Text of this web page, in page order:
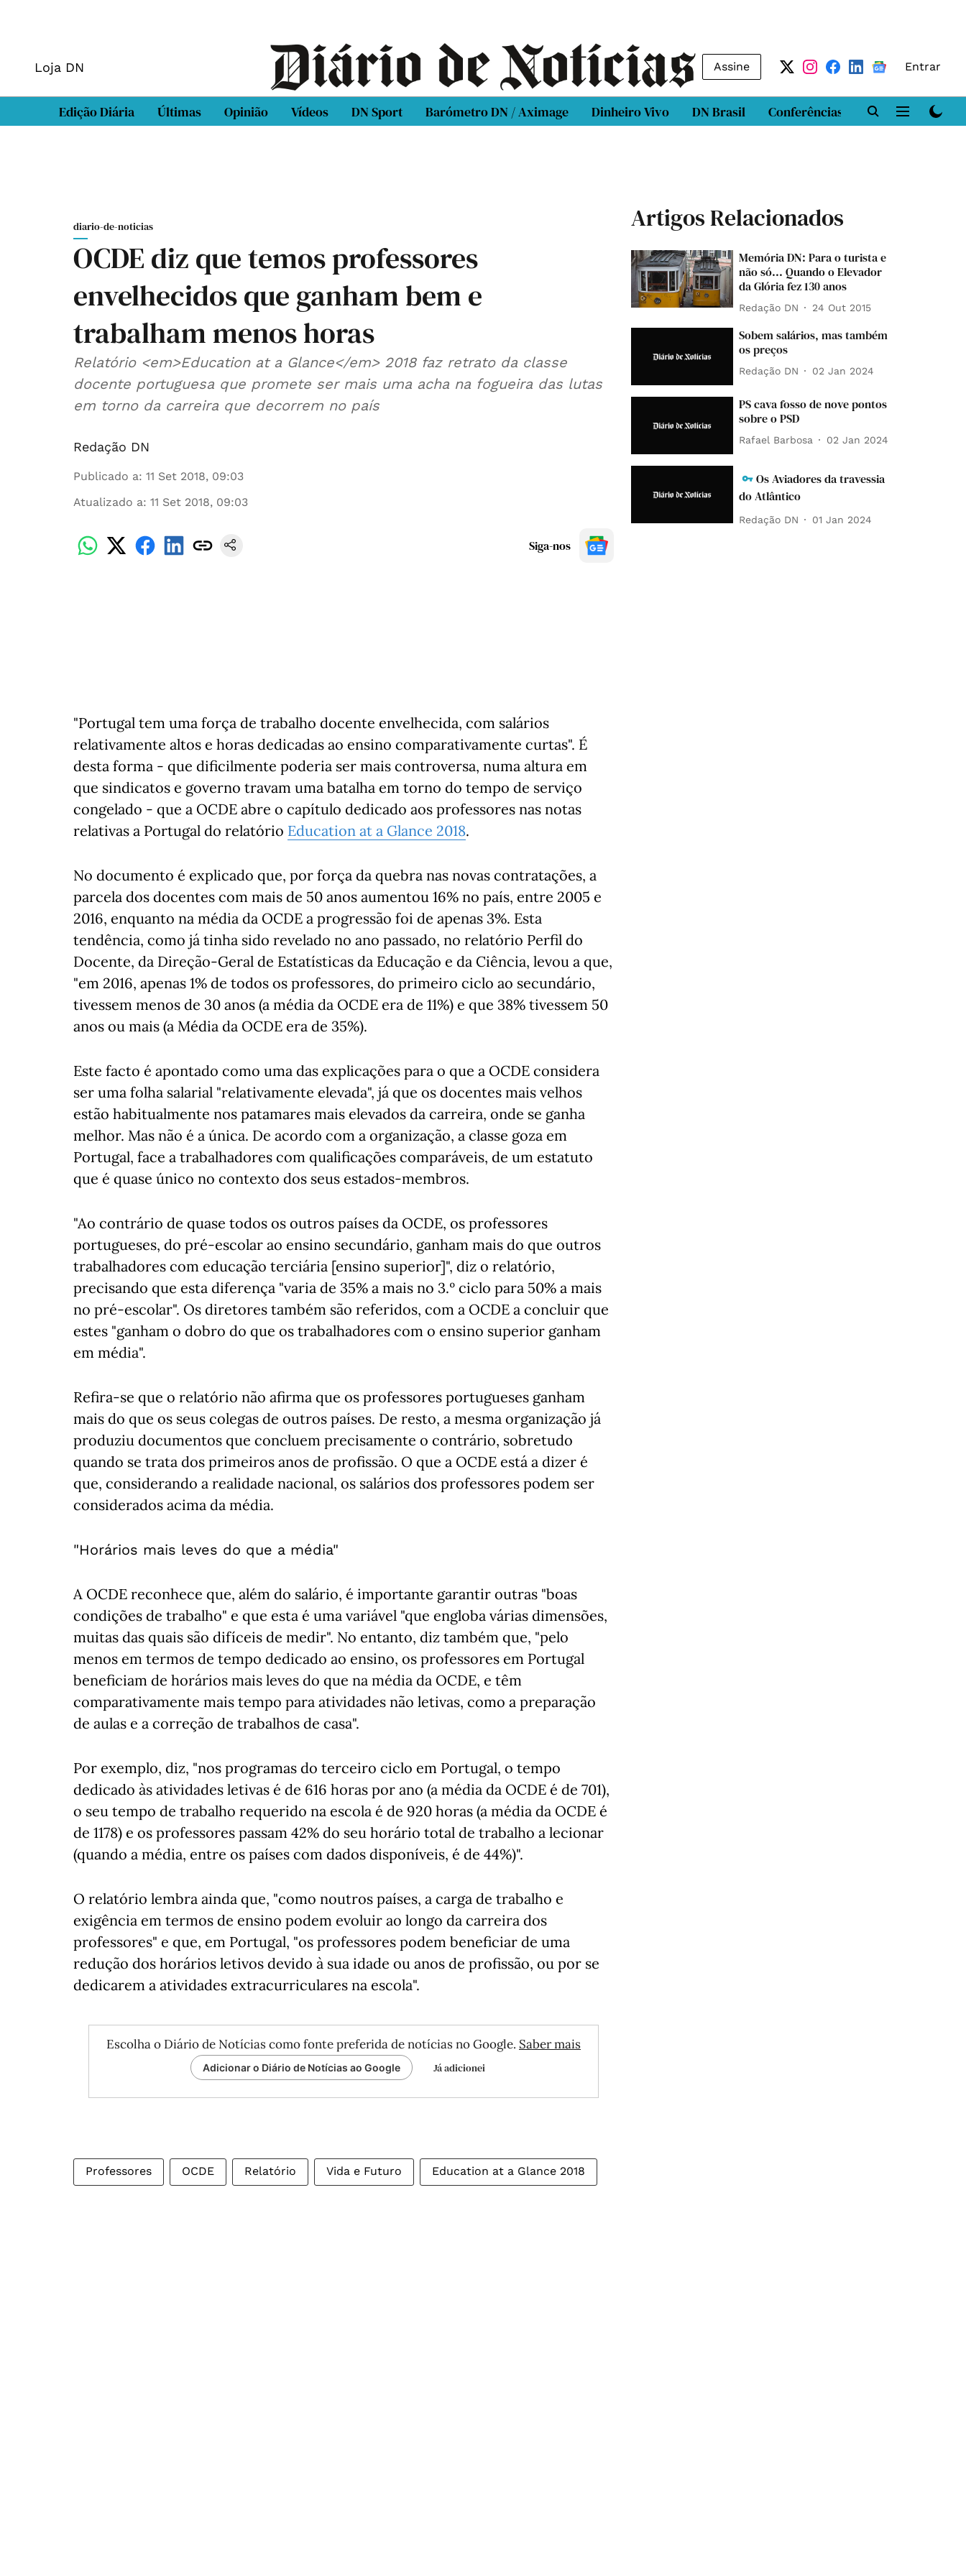
Loja DN Assine Entrar
Edição Diária Últimas Opinião Vídeos DN Sport Barómetro DN / Aximage Dinheiro Vivo DN Brasil Conferências DN LAB
diario-de-noticias
OCDE diz que temos professores
envelhecidos que ganham bem e
trabalham menos horas
Relatório <em>Education at a Glance</em> 2018 faz retrato da classe
docente portuguesa que promete ser mais uma acha na fogueira das lutas
em torno da carreira que decorrem no país
Redação DN
Publicado a: 11 Set 2018, 09:03
Atualizado a: 11 Set 2018, 09:03
Siga-nos
"Portugal tem uma força de trabalho docente envelhecida, com salários
relativamente altos e horas dedicadas ao ensino comparativamente curtas". É
desta forma - que dificilmente poderia ser mais controversa, numa altura em
que sindicatos e governo travam uma batalha em torno do tempo de serviço
congelado - que a OCDE abre o capítulo dedicado aos professores nas notas
relativas a Portugal do relatório Education at a Glance 2018.
No documento é explicado que, por força da quebra nas novas contratações, a
parcela dos docentes com mais de 50 anos aumentou 16% no país, entre 2005 e
2016, enquanto na média da OCDE a progressão foi de apenas 3%. Esta
tendência, como já tinha sido revelado no ano passado, no relatório Perfil do
Docente, da Direção-Geral de Estatísticas da Educação e da Ciência, levou a que,
"em 2016, apenas 1% de todos os professores, do primeiro ciclo ao secundário,
tivessem menos de 30 anos (a média da OCDE era de 11%) e que 38% tivessem 50
anos ou mais (a Média da OCDE era de 35%).
Este facto é apontado como uma das explicações para o que a OCDE considera
ser uma folha salarial "relativamente elevada", já que os docentes mais velhos
estão habitualmente nos patamares mais elevados da carreira, onde se ganha
melhor. Mas não é a única. De acordo com a organização, a classe goza em
Portugal, face a trabalhadores com qualificações comparáveis, de um estatuto
que é quase único no contexto dos seus estados-membros.
"Ao contrário de quase todos os outros países da OCDE, os professores
portugueses, do pré-escolar ao ensino secundário, ganham mais do que outros
trabalhadores com educação terciária [ensino superior]", diz o relatório,
precisando que esta diferença "varia de 35% a mais no 3.º ciclo para 50% a mais
no pré-escolar". Os diretores também são referidos, com a OCDE a concluir que
estes "ganham o dobro do que os trabalhadores com o ensino superior ganham
em média".
Refira-se que o relatório não afirma que os professores portugueses ganham
mais do que os seus colegas de outros países. De resto, a mesma organização já
produziu documentos que concluem precisamente o contrário, sobretudo
quando se trata dos primeiros anos de profissão. O que a OCDE está a dizer é
que, considerando a realidade nacional, os salários dos professores podem ser
considerados acima da média.
"Horários mais leves do que a média"
A OCDE reconhece que, além do salário, é importante garantir outras "boas
condições de trabalho" e que esta é uma variável "que engloba várias dimensões,
muitas das quais são difíceis de medir". No entanto, diz também que, "pelo
menos em termos de tempo dedicado ao ensino, os professores em Portugal
beneficiam de horários mais leves do que na média da OCDE, e têm
comparativamente mais tempo para atividades não letivas, como a preparação
de aulas e a correção de trabalhos de casa".
Por exemplo, diz, "nos programas do terceiro ciclo em Portugal, o tempo
dedicado às atividades letivas é de 616 horas por ano (a média da OCDE é de 701),
o seu tempo de trabalho requerido na escola é de 920 horas (a média da OCDE é
de 1178) e os professores passam 42% do seu horário total de trabalho a lecionar
(quando a média, entre os países com dados disponíveis, é de 44%)".
O relatório lembra ainda que, "como noutros países, a carga de trabalho e
exigência em termos de ensino podem evoluir ao longo da carreira dos
professores" e que, em Portugal, "os professores podem beneficiar de uma
redução dos horários letivos devido à sua idade ou anos de profissão, ou por se
dedicarem a atividades extracurriculares na escola".
Escolha o Diário de Notícias como fonte preferida de notícias no Google. Saber mais
Adicionar o Diário de Notícias ao Google Já adicionei
Professores OCDE Relatório Vida e Futuro Education at a Glance 2018
Artigos Relacionados
Memória DN: Para o turista e
não só... Quando o Elevador
da Glória fez 130 anos
Redação DN 24 Out 2015
Sobem salários, mas também
os preços
Redação DN 02 Jan 2024
PS cava fosso de nove pontos
sobre o PSD
Rafael Barbosa 02 Jan 2024
Os Aviadores da travessia
do Atlântico
Redação DN 01 Jan 2024